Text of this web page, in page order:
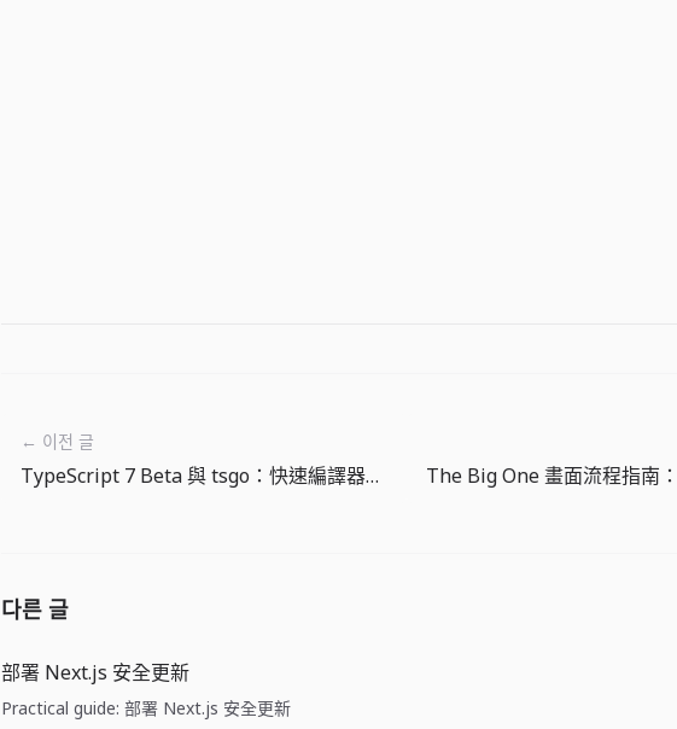
← 이전 글
TypeScript 7 Beta 與 tsgo：快速編譯器更需要遷移驗證
다른 글
部署 Next.js 安全更新
Practical guide: 部署 Next.js 安全更新